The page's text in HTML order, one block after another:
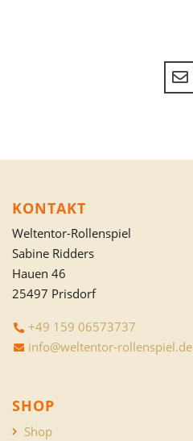
KONTAKT
Weltentor-Rollenspiel
Sabine Ridders
Hauen 46
25497 Prisdorf
+49 159 06573737
info@weltentor-rollenspiel.de
SHOP
Shop